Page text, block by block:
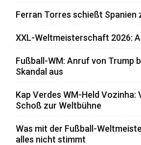
Ferran Torres schießt Spanien
XXL-Weltmeisterschaft 2026:
Fußball-WM: Anruf von Trump
Skandal aus
Kap Verdes WM-Held Vozinha:
Schoß zur Weltbühne
Was mit der Fußball-
alles nicht stimmt